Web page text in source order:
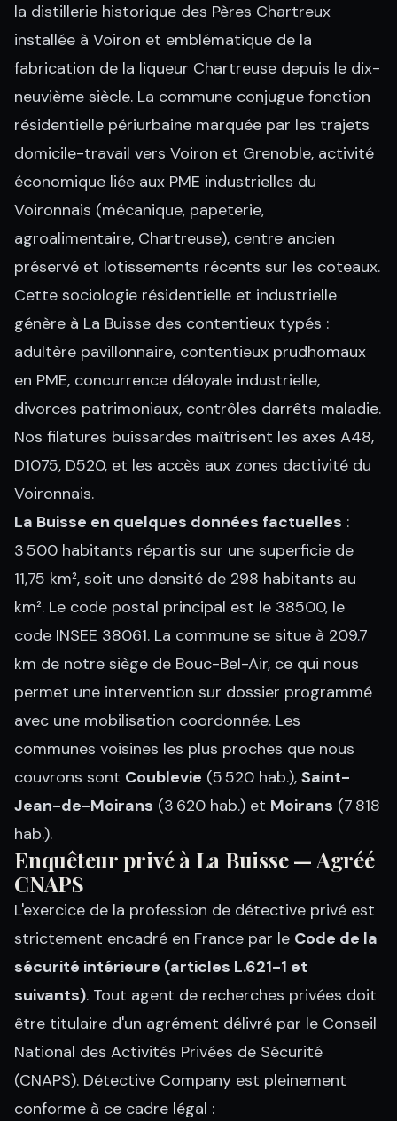
la distillerie historique des Pères Chartreux
installée à Voiron et emblématique de la
fabrication de la liqueur Chartreuse depuis le dix-
neuvième siècle. La commune conjugue fonction
résidentielle périurbaine marquée par les trajets
domicile-travail vers Voiron et Grenoble, activité
économique liée aux PME industrielles du
Voironnais (mécanique, papeterie,
agroalimentaire, Chartreuse), centre ancien
préservé et lotissements récents sur les coteaux.
Cette sociologie résidentielle et industrielle
génère à La Buisse des contentieux typés :
adultère pavillonnaire, contentieux prudhomaux
en PME, concurrence déloyale industrielle,
divorces patrimoniaux, contrôles darrêts maladie.
Nos filatures buissardes maîtrisent les axes A48,
D1075, D520, et les accès aux zones dactivité du
Voironnais.
La Buisse en quelques données factuelles :
3 500 habitants répartis sur une superficie de
11,75 km², soit une densité de 298 habitants au
km². Le code postal principal est le 38500, le
code INSEE 38061. La commune se situe à 209.7
km de notre siège de Bouc-Bel-Air, ce qui nous
permet une intervention sur dossier programmé
avec une mobilisation coordonnée. Les
communes voisines les plus proches que nous
couvrons sont Coublevie (5 520 hab.), Saint-
Jean-de-Moirans (3 620 hab.) et Moirans (7 818
hab.).
Enquêteur privé à La Buisse — Agréé
CNAPS
L'exercice de la profession de détective privé est
strictement encadré en France par le Code de la
sécurité intérieure (articles L.621-1 et
suivants). Tout agent de recherches privées doit
être titulaire d'un agrément délivré par le Conseil
National des Activités Privées de Sécurité
(CNAPS). Détective Company est pleinement
conforme à ce cadre légal :